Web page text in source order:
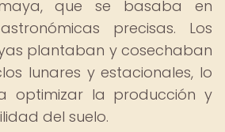
que se basaba en
precisas. Los
plantaban y cosechaban
lunares y estacionales, lo
optimizar la producción y
del suelo.